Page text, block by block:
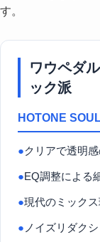
す。
ワウペダ
ック派
HOTONE
●クリアで透明
●EQ調整による
●現代のミック
● ノイズリダク